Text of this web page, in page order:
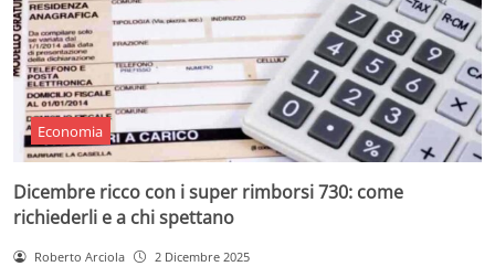
Economia
Dicembre ricco con i super rimborsi 730: come
richiederli e a chi spettano
Roberto Arciola 2 Dicembre 2025